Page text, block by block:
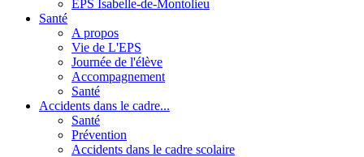
EPS Isabelle-de-Montolieu
Santé
A propos
Vie de L'EPS
Journée de l'élève
Accompagnement
Santé
Accidents dans le cadre...
Santé
Prévention
Accidents dans le cadre scolaire